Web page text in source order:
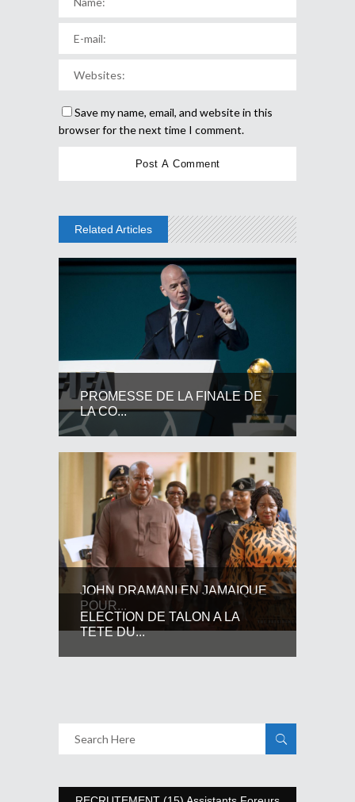
Save my name, email, and website in this
browser for the next time I comment.
Related Articles
PROMESSE DE LA FINALE DE
LA CO...
JOHN DRAMANI EN JAMAIQUE
POUR...
ELECTION DE TALON A LA
TETE DU...